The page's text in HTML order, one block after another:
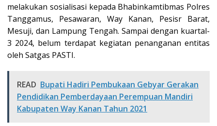
melakukan sosialisasi kepada Bhabinkamtibmas Polres
Tanggamus, Pesawaran, Way Kanan, Pesisr Barat,
Mesuji, dan Lampung Tengah. Sampai dengan kuartal-
3 2024, belum terdapat kegiatan penanganan entitas
oleh Satgas PASTI.
READ Bupati Hadiri Pembukaan Gebyar Gerakan
Pendidikan Pemberdayaan Perempuan Mandiri
Kabupaten Way Kanan Tahun 2021